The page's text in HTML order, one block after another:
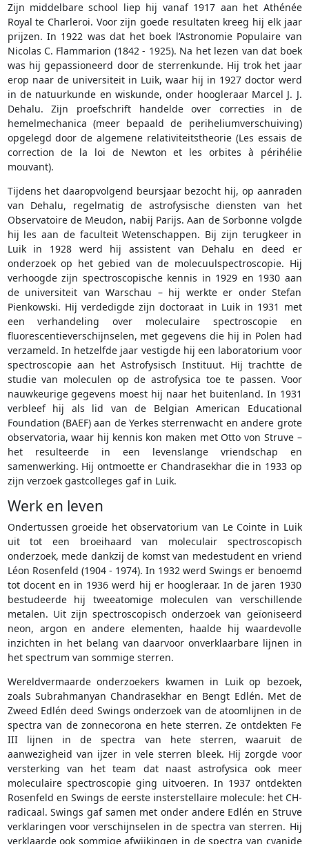
Zijn middelbare school liep hij vanaf 1917 aan het Athénée
Royal te Charleroi. Voor zijn goede resultaten kreeg hij elk jaar
prijzen. In 1922 was dat het boek l’Astronomie Populaire van
Nicolas C. Flammarion (1842 - 1925). Na het lezen van dat boek
was hij gepassioneerd door de sterrenkunde. Hij trok het jaar
erop naar de universiteit in Luik, waar hij in 1927 doctor werd
in de natuurkunde en wiskunde, onder hoogleraar Marcel J. J.
Dehalu. Zijn proefschrift handelde over correcties in de
hemelmechanica (meer bepaald de periheliumverschuiving)
opgelegd door de algemene relativiteitstheorie (Les essais de
correction de la loi de Newton et les orbites à périhélie
mouvant).
Tijdens het daaropvolgend beursjaar bezocht hij, op aanraden
van Dehalu, regelmatig de astrofysische diensten van het
Observatoire de Meudon, nabij Parijs. Aan de Sorbonne volgde
hij les aan de faculteit Wetenschappen. Bij zijn terugkeer in
Luik in 1928 werd hij assistent van Dehalu en deed er
onderzoek op het gebied van de molecuulspectroscopie. Hij
verhoogde zijn spectroscopische kennis in 1929 en 1930 aan
de universiteit van Warschau – hij werkte er onder Stefan
Pienkowski. Hij verdedigde zijn doctoraat in Luik in 1931 met
een verhandeling over moleculaire spectroscopie en
fluorescentieverschijnselen, met gegevens die hij in Polen had
verzameld. In hetzelfde jaar vestigde hij een laboratorium voor
spectroscopie aan het Astrofysisch Instituut. Hij trachtte de
studie van moleculen op de astrofysica toe te passen. Voor
nauwkeurige gegevens moest hij naar het buitenland. In 1931
verbleef hij als lid van de Belgian American Educational
Foundation (BAEF) aan de Yerkes sterrenwacht en andere grote
observatoria, waar hij kennis kon maken met Otto von Struve –
het resulteerde in een levenslange vriendschap en
samenwerking. Hij ontmoette er Chandrasekhar die in 1933 op
zijn verzoek gastcolleges gaf in Luik.
Werk en leven
Ondertussen groeide het observatorium van Le Cointe in Luik
uit tot een broeihaard van moleculair spectroscopisch
onderzoek, mede dankzij de komst van medestudent en vriend
Léon Rosenfeld (1904 - 1974). In 1932 werd Swings er benoemd
tot docent en in 1936 werd hij er hoogleraar. In de jaren 1930
bestudeerde hij tweeatomige moleculen van verschillende
metalen. Uit zijn spectroscopisch onderzoek van geïoniseerd
neon, argon en andere elementen, haalde hij waardevolle
inzichten in het belang van daarvoor onverklaarbare lijnen in
het spectrum van sommige sterren.
Wereldvermaarde onderzoekers kwamen in Luik op bezoek,
zoals Subrahmanyan Chandrasekhar en Bengt Edlén. Met de
Zweed Edlén deed Swings onderzoek van de atoomlijnen in de
spectra van de zonnecorona en hete sterren. Ze ontdekten Fe
III lijnen in de spectra van hete sterren, waaruit de
aanwezigheid van ijzer in vele sterren bleek. Hij zorgde voor
versterking van het team dat naast astrofysica ook meer
moleculaire spectroscopie ging uitvoeren. In 1937 ontdekten
Rosenfeld en Swings de eerste insterstellaire molecule: het CH-
radicaal. Swings gaf samen met onder andere Edlén en Struve
verklaringen voor verschijnselen in de spectra van sterren. Hij
verklaarde ook sommige afwijkingen in de spectra van cyanide